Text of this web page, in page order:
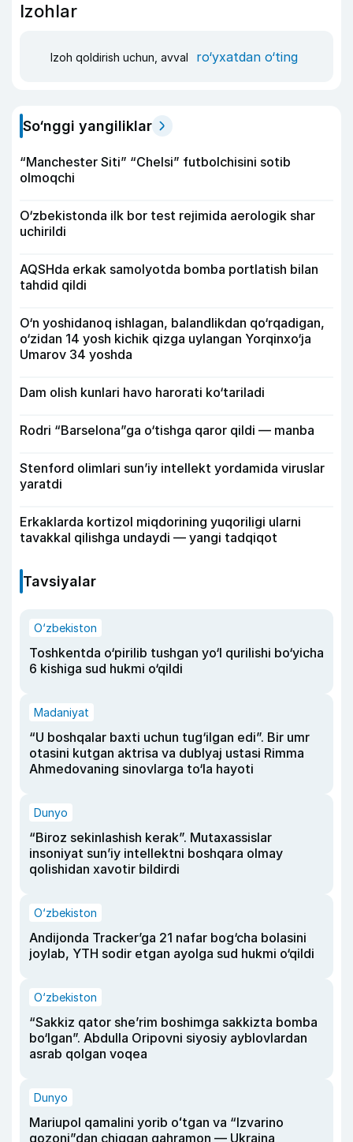
Izohlar
Izoh qoldirish uchun, avval ro‘yxatdan o‘ting
So‘nggi yangiliklar
“Manchester Siti” “Chelsi” futbolchisini sotib
olmoqchi
O‘zbekistonda ilk bor test rejimida aerologik shar
uchirildi
AQSHda erkak samolyotda bomba portlatish bilan
tahdid qildi
O‘n yoshidanoq ishlagan, balandlikdan qo‘rqadigan,
o‘zidan 14 yosh kichik qizga uylangan Yorqinxo‘ja
Umarov 34 yoshda
Dam olish kunlari havo harorati ko‘tariladi
Rodri “Barselona”ga o‘tishga qaror qildi — manba
Stenford olimlari sun’iy intellekt yordamida viruslar
yaratdi
Erkaklarda kortizol miqdorining yuqoriligi ularni
tavakkal qilishga undaydi — yangi tadqiqot
Tavsiyalar
O‘zbekiston
Toshkentda o‘pirilib tushgan yo‘l qurilishi bo‘yicha
6 kishiga sud hukmi o‘qildi
Madaniyat
“U boshqalar baxti uchun tug‘ilgan edi”. Bir umr
otasini kutgan aktrisa va dublyaj ustasi Rimma
Ahmedovaning sinovlarga to‘la hayoti
Dunyo
“Biroz sekinlashish kerak”. Mutaxassislar
insoniyat sun’iy intellektni boshqara olmay
qolishidan xavotir bildirdi
O‘zbekiston
Andijonda Tracker’ga 21 nafar bog‘cha bolasini
joylab, YTH sodir etgan ayolga sud hukmi o‘qildi
O‘zbekiston
“Sakkiz qator she’rim boshimga sakkizta bomba
bo‘lgan”. Abdulla Oripovni siyosiy ayblovlardan
asrab qolgan voqea
Dunyo
Mariupol qamalini yorib oʻtgan va “Izvarino
qozoni”dan chiqqan qahramon — Ukraina